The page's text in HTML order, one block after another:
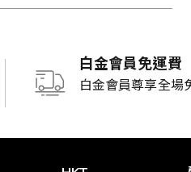
白金會員免運費
白金會員尊享全場